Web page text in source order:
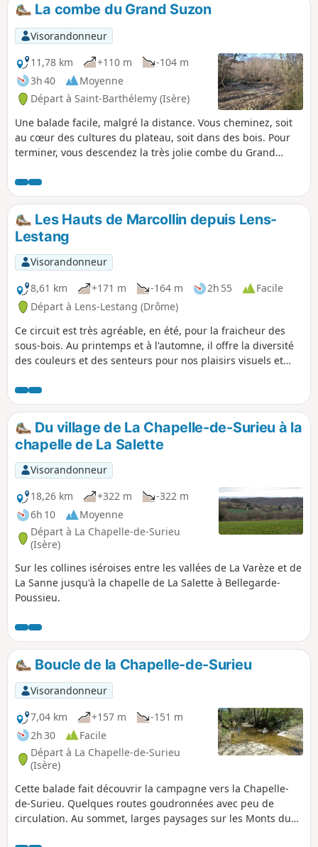
La combe du Grand Suzon
Visorandonneur
11,78 km
+110 m
-104 m
3h 40
Moyenne
Départ à Saint-Barthélemy (Isère)
Une balade facile, malgré la distance. Vous cheminez, soit
au cœur des cultures du plateau, soit dans des bois. Pour
terminer, vous descendez la très jolie combe du Grand
Si le temps est clair, vous pouvez bénéficier de quelques
belles vues sur les sommets environnants.
Les Hauts de Marcollin depuis Lens-
Lestang
Visorandonneur
8,61 km
+171 m -164 m 2h 55
Facile
Départ à Lens-Lestang (Drôme)
Ce circuit est très agréable, en été, pour la fraicheur des
sous-bois. Au printemps et à l'automne, il offre la diversité
des couleurs et des senteurs pour nos plaisirs visuels et
plaine de Beaurepaire. A TOUS LES RANDONNEURS (SES)
QUI PARCOURENT MES RANDONNEES vous pouvez mettre
des photos en indiquant l'emplacement sur le circuit.
Du village de La Chapelle-de-Surieu à la
chapelle de La Salette
Visorandonneur
18,26 km
+322 m
-322 m
6h 10
Moyenne
Départ à La Chapelle-de-Surieu
(Isère)
Sur les collines iséroises entre les vallées de La Varèze et de
La Sanne jusqu'à la chapelle de La Salette à Bellegarde-
Poussieu.
Boucle de la Chapelle-de-Surieu
Visorandonneur
7,04 km
+157 m
-151 m
2h 30
Facile
Départ à La Chapelle-de-Surieu
(Isère)
Cette balade fait découvrir la campagne vers la Chapelle-
de-Surieu. Quelques routes goudronnées avec peu de
circulation. Au sommet, larges paysages sur les Monts du